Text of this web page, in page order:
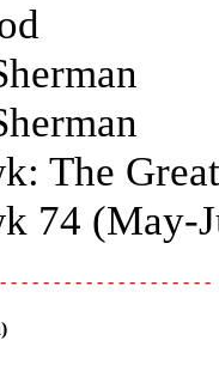
The
74 (May-
- - - - - - - - - - - - - - - - - - -